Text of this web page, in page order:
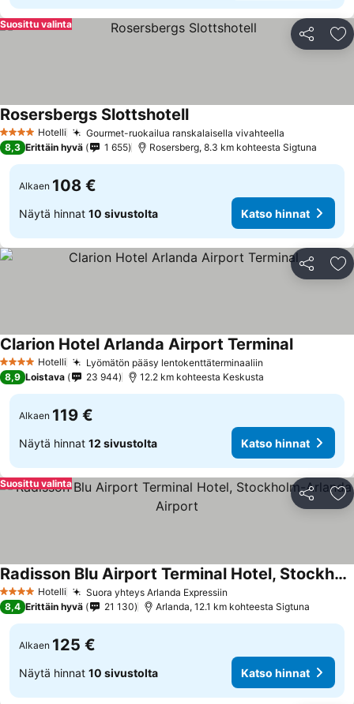
Jaa
Suosittu valinta
4 Tähtiluokitus
Hotelli Gourmet-ruokailua ranskalaisella vivahteella
Rosersbergs Slottshotell
8,3 Erittäin hyvä 1 655 Rosersberg, 8.3 km kohteesta Sigtuna
Alkaen 108 €
Näytä hinnat 10 sivustolta Katso hinnat
Jaa
4 Tähtiluokitus
Hotelli Lyömätön pääsy lentokenttäterminaaliin
Clarion Hotel Arlanda Airport Terminal
8,9 Loistava 23 944 12.2 km kohteesta Keskusta
Alkaen 119 €
Näytä hinnat 12 sivustolta Katso hinnat
Jaa
Suosittu valinta
4 Tähtiluokitus
Hotelli Suora yhteys Arlanda Expressiin
Radisson Blu Airport Terminal Hotel, Stockholm-Arlanda Airport
8,4 Erittäin hyvä 21 130 Arlanda, 12.1 km kohteesta Sigtuna
Alkaen 125 €
Näytä hinnat 10 sivustolta Katso hinnat